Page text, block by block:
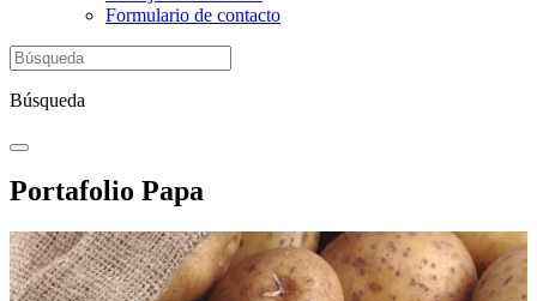
Formulario de contacto
Búsqueda
Portafolio Papa